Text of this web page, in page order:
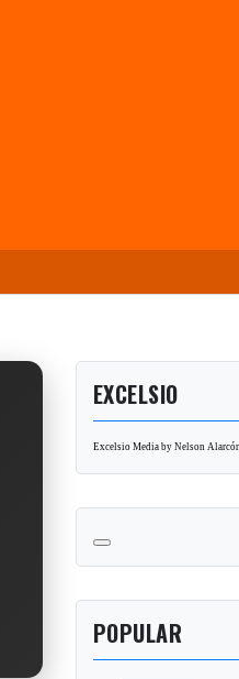
EXCELSIO
Excelsio Media by Nelson
POPULAR